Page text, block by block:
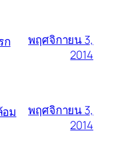
ก
พฤศจิกายน 3,
2014
ม
พฤศจิกายน 3,
2014